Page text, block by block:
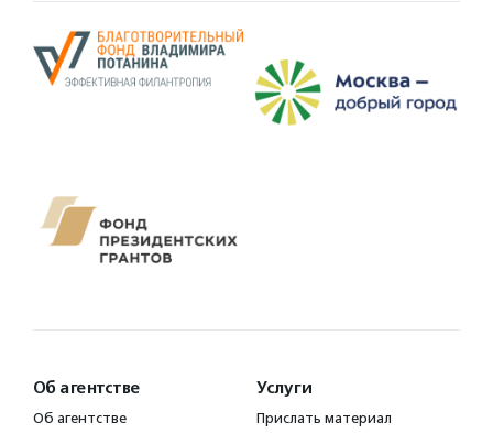
Об агентстве
Об агентстве
Услуги
Прислать материал